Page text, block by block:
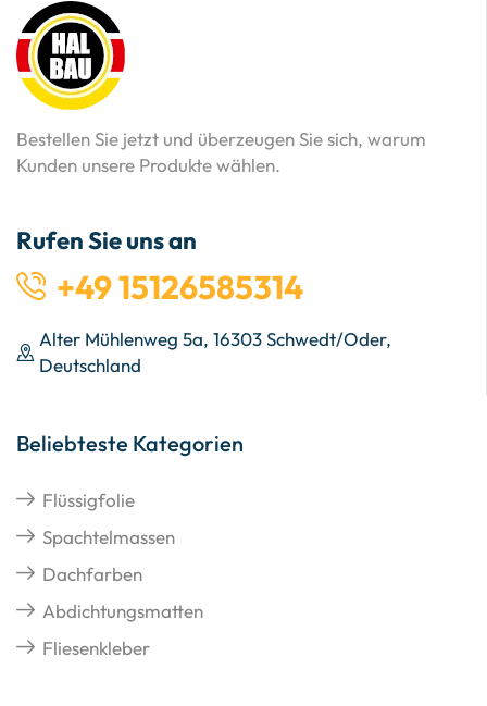
Bestellen Sie jetzt und überzeugen Sie sich, warum
Kunden unsere Produkte wählen.
Rufen Sie uns an
+49 15126585314
Alter Mühlenweg 5a, 16303 Schwedt/Oder,
Deutschland
Beliebteste Kategorien
Flüssigfolie
Spachtelmassen
Dachfarben
Abdichtungsmatten
Fliesenkleber